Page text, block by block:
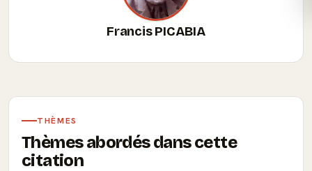
Francis PICABIA
THÈMES
Thèmes abordés dans cette
citation